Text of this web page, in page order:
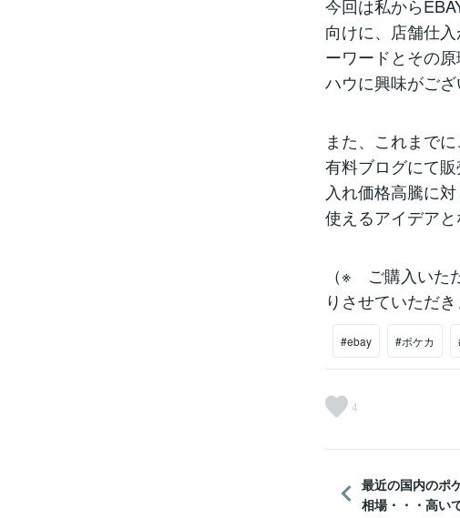
今回は私から
向けに、店舗仕
ーワードとその
ハウに興味がご
また、これまで
有料ブログにて
入れ価格高騰に
使えるアイデアと
（※ ご購入いた
りさせていただき
#ebay #ポケカ
4
最近の国内のポ
相場・・・高い